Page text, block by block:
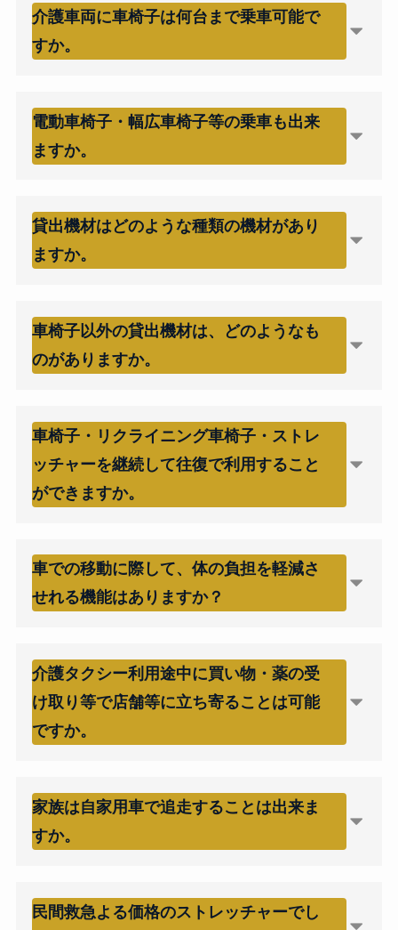
介護車両に車椅子は何台まで乗車可能で
すか。
電動車椅子・幅広車椅子等の乗車も出来
ますか。
貸出機材はどのような種類の機材があり
ますか。
車椅子以外の貸出機材は、どのようなも
のがありますか。
車椅子・リクライニング車椅子・ストレ
ッチャーを継続して往復で利用すること
ができますか。
車での移動に際して、体の負担を軽減さ
せれる機能はありますか？
介護タクシー利用途中に買い物・薬の受
け取り等で店舗等に立ち寄ることは可能
ですか。
家族は自家用車で追走することは出来ま
すか。
民間救急よる価格のストレッチャーでし